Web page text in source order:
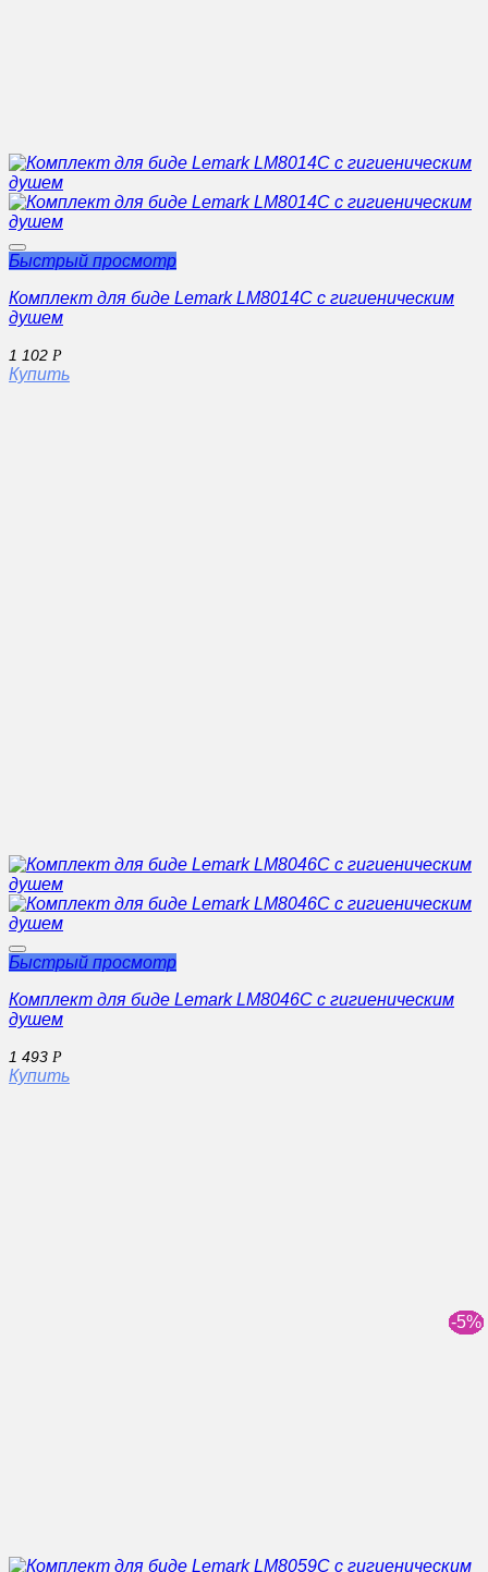
Быстрый просмотр
Комплект для биде Lemark LM8014С с гигиеническим
душем
1 102 Р
Купить
Быстрый просмотр
Комплект для биде Lemark LM8046С с гигиеническим
душем
1 493 Р
Купить